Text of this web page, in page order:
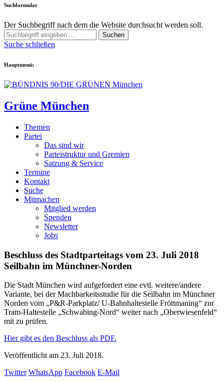
Suchformular
Der Suchbegriff nach dem die Website durchsucht werden soll.
Suchen
Suche schließen
Hauptmenü:
Grüne München
Themen
Partei
Das sind wir
Parteistruktur und Gremien
Satzung & Service
Termine
Kontakt
Suche
Mitmachen
Mitglied werden
Spenden
Newsletter
Jobs
Beschluss des Stadtparteitags vom 23. Juli 2018
Seilbahn im Münchner-Norden
Die Stadt München wird aufgefordert eine evtl. weitere/andere
Variante, bei der Machbarkeitsstudie für die Seilbahn im Münchner
Norden vom „P&R-Parkplatz/ U-Bahnhaltestelle Fröttmaning“ zur
Tram-Haltestelle „Schwabing-Nord“ weiter nach „Oberwiesenfeld“
mit zu prüfen.
Hier gibt es den Beschluss als PDF.
Veröffentlicht am 23. Juli 2018.
Twitter WhatsApp Facebook E-Mail